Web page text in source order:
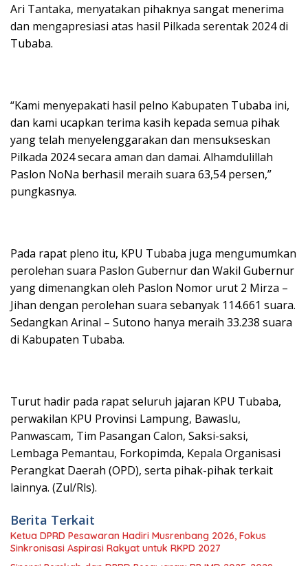
Ari Tantaka, menyatakan pihaknya sangat menerima
dan mengapresiasi atas hasil Pilkada serentak 2024 di
Tubaba.
“Kami menyepakati hasil pelno Kabupaten Tubaba ini,
dan kami ucapkan terima kasih kepada semua pihak
yang telah menyelenggarakan dan mensukseskan
Pilkada 2024 secara aman dan damai. Alhamdulillah
Paslon NoNa berhasil meraih suara 63,54 persen,”
pungkasnya.
Pada rapat pleno itu, KPU Tubaba juga mengumumkan
perolehan suara Paslon Gubernur dan Wakil Gubernur
yang dimenangkan oleh Paslon Nomor urut 2 Mirza –
Jihan dengan perolehan suara sebanyak 114.661 suara.
Sedangkan Arinal – Sutono hanya meraih 33.238 suara
di Kabupaten Tubaba.
Turut hadir pada rapat seluruh jajaran KPU Tubaba,
perwakilan KPU Provinsi Lampung, Bawaslu,
Panwascam, Tim Pasangan Calon, Saksi-saksi,
Lembaga Pemantau, Forkopimda, Kepala Organisasi
Perangkat Daerah (OPD), serta pihak-pihak terkait
lainnya. (Zul/Rls).
Berita Terkait
Ketua DPRD Pesawaran Hadiri Musrenbang 2026, Fokus
Sinkronisasi Aspirasi Rakyat untuk RKPD 2027